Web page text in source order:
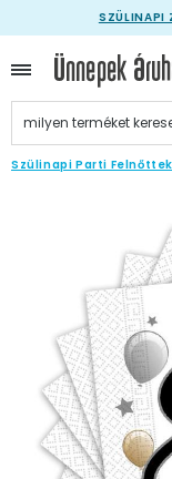
SZÜLINAPI
Szülinapi Parti